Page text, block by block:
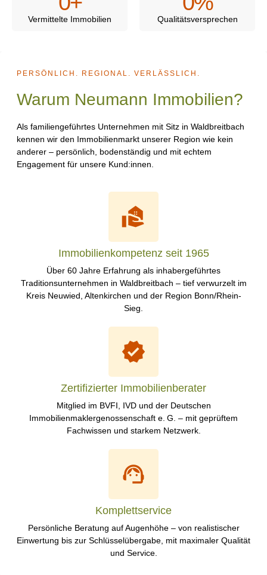
Vermittelte Immobilien Qualitätsversprechen
PERSÖNLICH. REGIONAL. VERLÄSSLICH.
Warum Neumann Immobilien?
Als familiengeführtes Unternehmen mit Sitz in Waldbreitbach
kennen wir den Immobilienmarkt unserer Region wie kein
anderer – persönlich, bodenständig und mit echtem
Engagement für unsere Kund:innen.
Immobilienkompetenz seit 1965
Über 60 Jahre Erfahrung als inhabergeführtes
Traditionsunternehmen in Waldbreitbach – tief verwurzelt im
Kreis Neuwied, Altenkirchen und der Region Bonn/Rhein-
Sieg.
Zertifizierter Immobilienberater
Mitglied im BVFI, IVD und der Deutschen
Immobilienmaklergenossenschaft e. G. – mit geprüftem
Fachwissen und starkem Netzwerk.
Komplettservice
Persönliche Beratung auf Augenhöhe – von realistischer
Einwertung bis zur Schlüsselübergabe, mit maximaler Qualität
und Service.